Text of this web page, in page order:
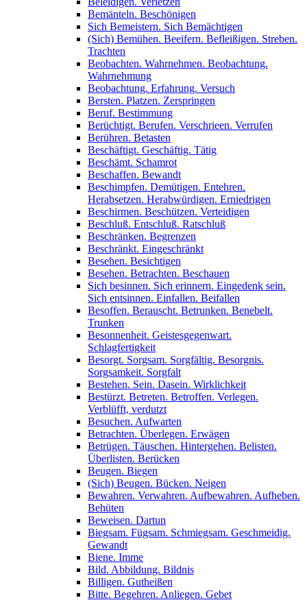
Bemänteln. Beschönigen
Sich Bemeistern. Sich Bemächtigen
(Sich) Bemühen. Beeifern. Befleißigen. Streben.
Trachten
Beobachten. Wahrnehmen. Beobachtung.
Wahrnehmung
Beobachtung. Erfahrung. Versuch
Bersten. Platzen. Zerspringen
Beruf. Bestimmung
Berüchtigt. Berufen. Verschrieen. Verrufen
Berühren. Betasten
Beschäftigt. Geschäftig. Tätig
Beschämt. Schamrot
Beschaffen. Bewandt
Beschimpfen. Demütigen. Entehren.
Herabsetzen. Herabwürdigen. Erniedrigen
Beschirmen. Beschützen. Verteidigen
Beschluß. Entschluß. Ratschluß
Beschränken. Begrenzen
Beschränkt. Eingeschränkt
Besehen. Besichtigen
Besehen. Betrachten. Beschauen
Sich besinnen. Sich erinnern. Eingedenk sein.
Sich entsinnen. Einfallen. Beifallen
Besoffen. Berauscht. Betrunken. Benebelt.
Trunken
Besonnenheit. Geistesgegenwart.
Schlagfertigkeit
Besorgt. Sorgsam. Sorgfältig. Besorgnis.
Sorgsamkeit. Sorgfalt
Bestehen. Sein. Dasein. Wirklichkeit
Bestürzt. Betreten. Betroffen. Verlegen.
Verblüfft, verdutzt
Besuchen. Aufwarten
Betrachten. Überlegen. Erwägen
Betrügen. Täuschen. Hintergehen. Belisten.
Überlisten. Berücken
Beugen. Biegen
(Sich) Beugen. Bücken. Neigen
Bewahren. Verwahren. Aufbewahren. Aufheben.
Behüten
Beweisen. Dartun
Biegsam. Fügsam. Schmiegsam. Geschmeidig.
Gewandt
Biene. Imme
Bild. Abbildung. Bildnis
Billigen. Gutheißen
Bitte. Begehren. Anliegen. Gebet